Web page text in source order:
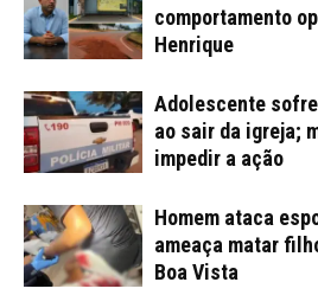
comportamento
Henrique
Adolescente
ao sair da igreja;
impedir a ação
Homem ataca
ameaça matar
Boa Vista